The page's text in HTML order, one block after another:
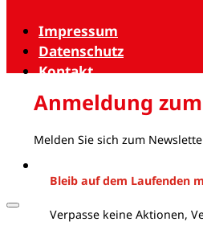
Impressum
Datenschutz
Kontakt
Anmeldung
Melden Sie sich zum
Bleib auf dem Laufenden
Verpasse keine Aktionen,